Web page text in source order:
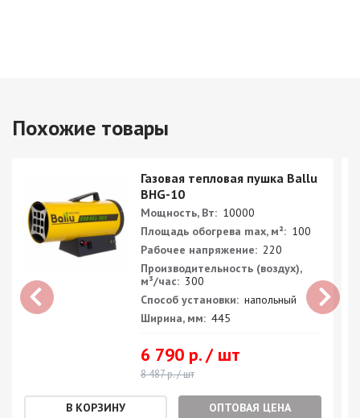
Похожие товары
Газовая тепловая пушка Ballu
BHG-10
Мощность, Вт: 10000
Площадь обогрева max, м²: 100
Рабочее напряжение: 220
Производительность (воздух),
м³/час: 300
Способ установки: напольный
Ширина, мм: 445
6 790 р. / шт
8 487 р. / шт
ОПТОВАЯ ЦЕНА